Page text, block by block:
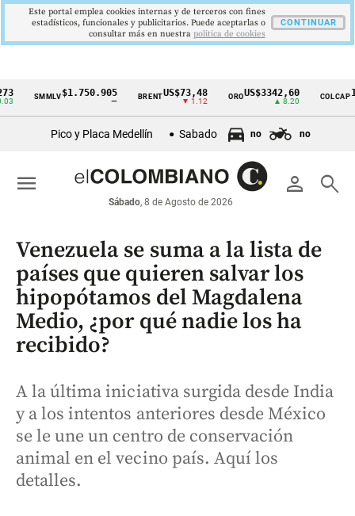
Cintillo
económicos
Colombia
SMMLV$1.750.905 BRENT US$73,48
▼ 1.12
ORO US$3342,60 COLCAP
Pico y Placa Medellín Sabado no no
person search
Sábado, 8 de Agosto de 2026
menu
Venezuela se suma a la lista de
países que quieren salvar los
hipopótamos del Magdalena
Medio, ¿por qué nadie los ha
recibido?
A la última iniciativa surgida desde India
y a los intentos anteriores desde México
se le une un centro de conservación
animal en el vecino país. Aquí los
detalles.
Este portal emplea cookies internas y de terceros con fines
estadísticos, funcionales y publicitarios. Puede aceptarlas o
consultar más en nuestra politica de cookies
CONTINUAR